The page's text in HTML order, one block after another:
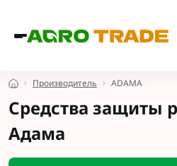
Производитель ADAMA
Средства защиты
Адама